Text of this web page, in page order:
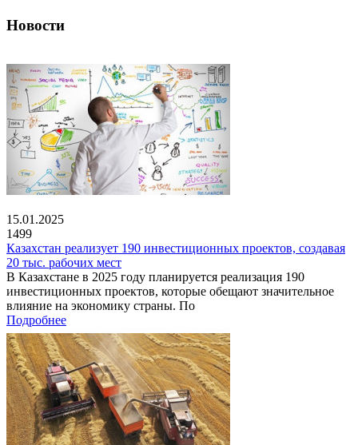
Новости
15.01.2025
1499
Казахстан реализует 190 инвестиционных проектов, создавая
20 тыс. рабочих мест
В Казахстане в 2025 году планируется реализация 190
инвестиционных проектов, которые обещают значительное
влияние на экономику страны. По
Подробнее